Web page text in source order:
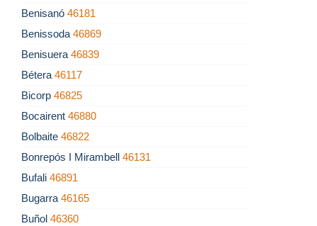
Benisanó 46181
Benissoda 46869
Benisuera 46839
Bétera 46117
Bicorp 46825
Bocairent 46880
Bolbaite 46822
Bonrepós I Mirambell 46131
Bufali 46891
Bugarra 46165
Buñol 46360